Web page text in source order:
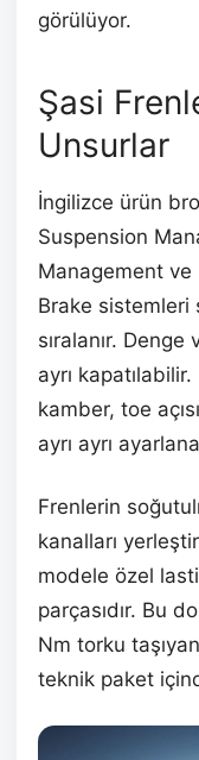
görülüyor.
Şasi
Unsurlar
İngilizce ürün
Suspension
Management ve
Brake sistemleri
sıralanır.
ayrı
kamber, toe
ayrı ayrı
Frenlerin
kanalları
modele özel
parçasıdır. Bu
Nm torku
teknik paket